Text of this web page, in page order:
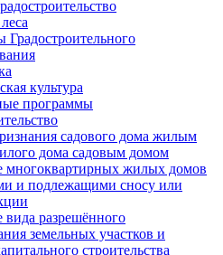
культура
программы
садового дома жилым
дома садовым домом
многоквартирных жилых домов
и подлежащими сносу или
вида разрешённого
земельных участков и
строительства